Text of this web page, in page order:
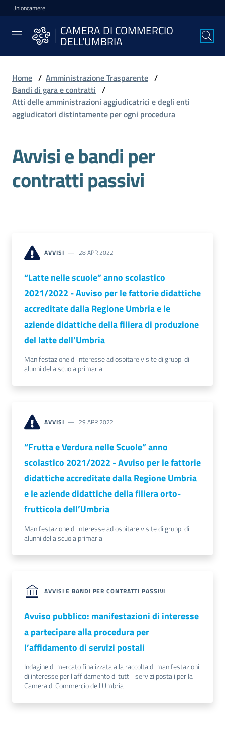
Vai al contenuto
Vai alla navigazione
Vai al footer
Unioncamere
CAMERA DI COMMERCIO
DELL'UMBRIA
CAMERA DI
COMMERCIO
DELL'UMBRIA
La
Camera
Avviare
l'Impresa
Promuovere
territorio
Tutelare
l'Impresa
L'Impresa
Digitale
Seguici
Home / Amministrazione Trasparente /
Bandi di gara e contratti /
Atti delle amministrazioni aggiudicatrici e degli enti
aggiudicatori distintamente per ogni procedura
Avvisi e bandi per
contratti passivi
AVVISI 28 APR 2022
“Latte nelle scuole” anno scolastico
2021/2022 - Avviso per le fattorie didattiche
accreditate dalla Regione Umbria e le
aziende didattiche della filiera di produzione
del latte dell’Umbria
Manifestazione di interesse ad ospitare visite di gruppi di
alunni della scuola primaria
AVVISI 29 APR 2022
“Frutta e Verdura nelle Scuole” anno
scolastico 2021/2022 - Avviso per le fattorie
didattiche accreditate dalla Regione Umbria
e le aziende didattiche della filiera orto-
frutticola dell’Umbria
Manifestazione di interesse ad ospitare visite di gruppi di
alunni della scuola primaria
AVVISI E BANDI PER CONTRATTI PASSIVI
Avviso pubblico: manifestazioni di interesse
a partecipare alla procedura per
l’affidamento di servizi postali
Indagine di mercato finalizzata alla raccolta di manifestazioni
di interesse per l’affidamento di tutti i servizi postali per la
Camera di Commercio dell'Umbria